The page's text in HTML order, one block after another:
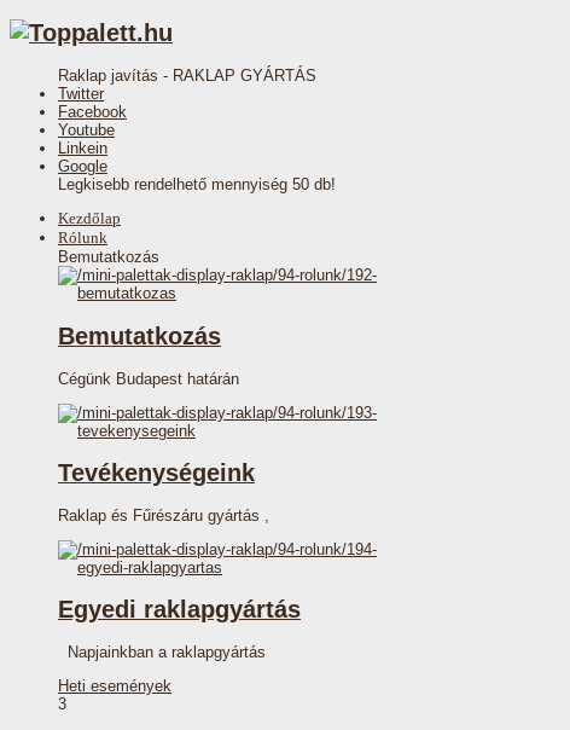
Raklap javítás - RAKLAP GYÁRTÁS
Twitter
Facebook
Youtube
Linkein
Google
Legkisebb rendelhető mennyiség 50 db!
Kezdőlap
Rólunk
Bemutatkozás
Bemutatkozás
Cégünk Budapest határán
Tevékenységeink
Raklap és Fűrészáru gyártás ,
Egyedi raklapgyártás
Napjainkban a raklapgyártás
Heti események
3